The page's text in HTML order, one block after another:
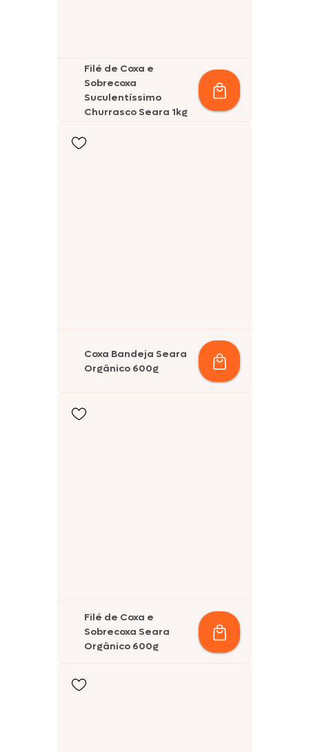
Filé de Coxa e
Sobrecoxa
Suculentíssimo
Churrasco Seara 1kg
Coxa Bandeja Seara
Orgânico 600g
Filé de Coxa e
Sobrecoxa Seara
Orgânico 600g